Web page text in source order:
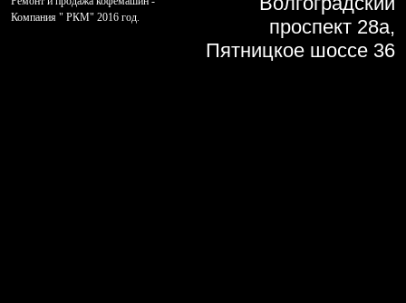
Компания " РКМ" 2016 год.
проспект 28а,
Пятницкое шоссе 36